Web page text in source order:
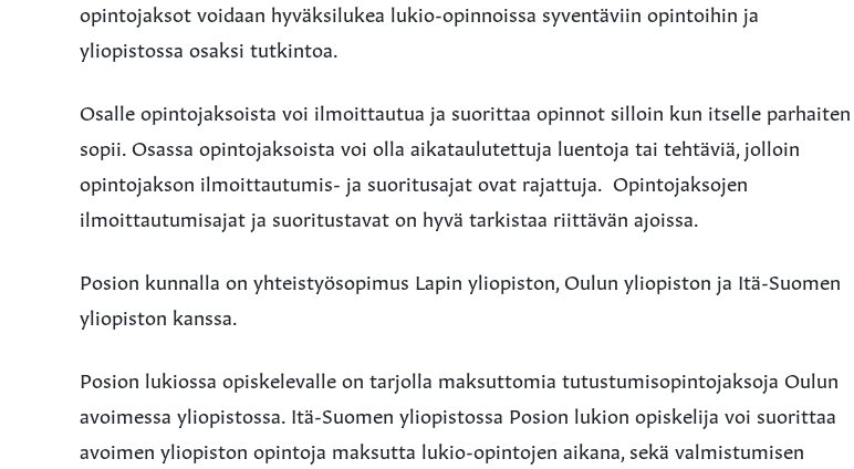
opintojaksot voidaan hyväksilukea lukio-opinnoissa syventäviin opintoihin ja
yliopistossa osaksi tutkintoa.
Osalle opintojaksoista voi ilmoittautua ja suorittaa opinnot silloin kun itselle parhaiten
sopii. Osassa opintojaksoista voi olla aikataulutettuja luentoja tai tehtäviä, jolloin
opintojakson ilmoittautumis- ja suoritusajat ovat rajattuja. Opintojaksojen
ilmoittautumisajat ja suoritustavat on hyvä tarkistaa riittävän ajoissa.
Posion kunnalla on yhteistyösopimus Lapin yliopiston, Oulun yliopiston ja Itä-Suomen
yliopiston kanssa.
Posion lukiossa opiskelevalle on tarjolla maksuttomia tutustumisopintojaksoja Oulun
avoimessa yliopistossa. Itä-Suomen yliopistossa Posion lukion opiskelija voi suorittaa
avoimen yliopiston opintoja maksutta lukio-opintojen aikana, sekä valmistumisen